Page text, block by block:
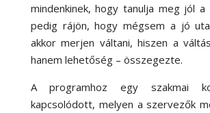
mindenkinek, hogy tanulja meg jól a
pedig rájön, hogy mégsem a jó
akkor merjen váltani, hiszen a
hanem lehetőség – összegezte.
A programhoz egy szakmai
kapcsolódott, melyen a szervezők